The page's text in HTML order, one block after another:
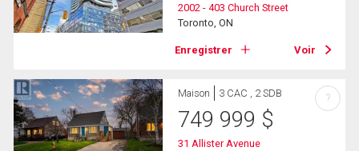
2002 - 403 Church Street
Toronto, ON
Enregistrer Voir
Maison 3 CAC , 2 SDB
749 999 $
31 Allister Avenue
?